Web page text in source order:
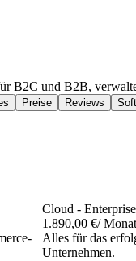
B2C und B2B,
Preise Reviews
Cloud - Enterprise
1.890,00 €/ Monat
Alles für das
Unternehmen.